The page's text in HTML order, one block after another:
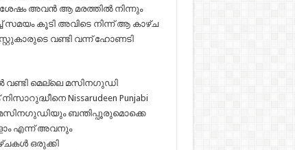
അവൻ ആ മരത്തിൽ നിന്നും
സമയം കൂടി അവിടെ നിന്ന് ആ കാഴ്ച
വണ്ടി വന്ന് ഹോണടി
മെല്ലെ മസിനഗുഡി
Nissarudeen Punjabi
ബന്തിപ്പൂരുമൊക്കെ
എന്ന് അവനും
ഒരുക്കി